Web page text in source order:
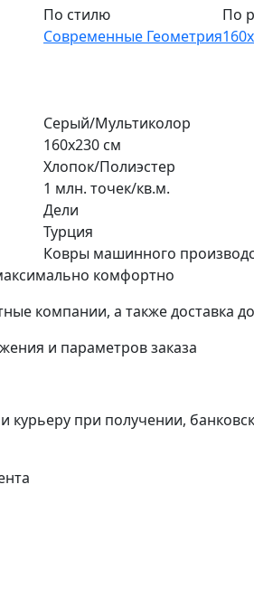
По стилю
Современные Геометрия
По
Серый/Мультиколор
160х230 см
Хлопок/Полиэстер
1 млн. точек/кв.м.
Дели
Турция
Ковры машинного
комфортно
компании, а также доставка
и параметров заказа
при получении,